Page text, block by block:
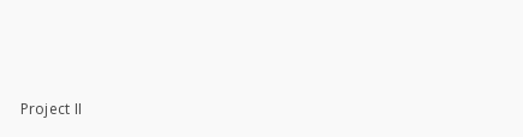
Project II